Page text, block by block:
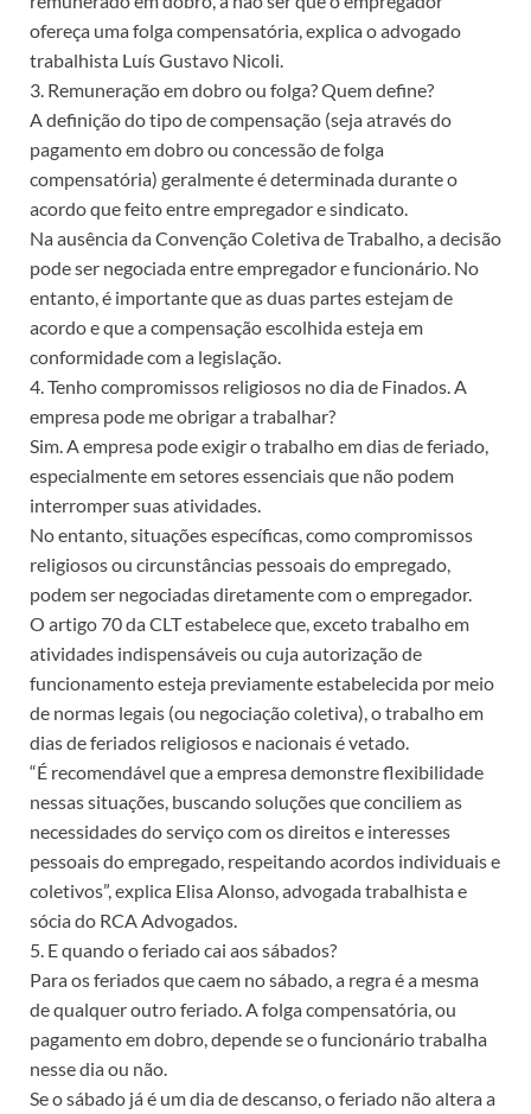
ofereça uma folga compensatória, explica o advogado
trabalhista Luís Gustavo Nicoli.
3. Remuneração em dobro ou folga? Quem define?
A definição do tipo de compensação (seja através do
pagamento em dobro ou concessão de folga
compensatória) geralmente é determinada durante o
acordo que feito entre empregador e sindicato.
Na ausência da Convenção Coletiva de Trabalho, a decisão
pode ser negociada entre empregador e funcionário. No
entanto, é importante que as duas partes estejam de
acordo e que a compensação escolhida esteja em
conformidade com a legislação.
4. Tenho compromissos religiosos no dia de Finados. A
empresa pode me obrigar a trabalhar?
Sim. A empresa pode exigir o trabalho em dias de feriado,
especialmente em setores essenciais que não podem
interromper suas atividades.
No entanto, situações específicas, como compromissos
religiosos ou circunstâncias pessoais do empregado,
podem ser negociadas diretamente com o empregador.
O artigo 70 da CLT estabelece que, exceto trabalho em
atividades indispensáveis ou cuja autorização de
funcionamento esteja previamente estabelecida por meio
de normas legais (ou negociação coletiva), o trabalho em
dias de feriados religiosos e nacionais é vetado.
“É recomendável que a empresa demonstre flexibilidade
nessas situações, buscando soluções que conciliem as
necessidades do serviço com os direitos e interesses
pessoais do empregado, respeitando acordos individuais e
coletivos”, explica Elisa Alonso, advogada trabalhista e
sócia do RCA Advogados.
5. E quando o feriado cai aos sábados?
Para os feriados que caem no sábado, a regra é a mesma
de qualquer outro feriado. A folga compensatória, ou
pagamento em dobro, depende se o funcionário trabalha
nesse dia ou não.
Se o sábado já é um dia de descanso, o feriado não altera a